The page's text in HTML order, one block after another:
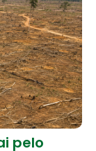
pelo